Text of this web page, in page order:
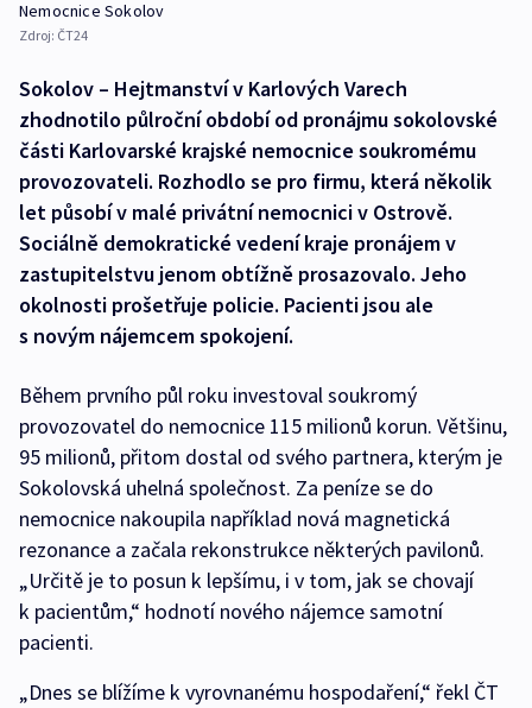
Nemocnice Sokolov
Zdroj: ČT24
Sokolov – Hejtmanství v Karlových Varech
zhodnotilo půlroční období od pronájmu sokolovské
části Karlovarské krajské nemocnice soukromému
provozovateli. Rozhodlo se pro firmu, která několik
let působí v malé privátní nemocnici v Ostrově.
Sociálně demokratické vedení kraje pronájem v
zastupitelstvu jenom obtížně prosazovalo. Jeho
okolnosti prošetřuje policie. Pacienti jsou ale
s novým nájemcem spokojení.
Během prvního půl roku investoval soukromý
provozovatel do nemocnice 115 milionů korun. Většinu,
95 milionů, přitom dostal od svého partnera, kterým je
Sokolovská uhelná společnost. Za peníze se do
nemocnice nakoupila například nová magnetická
rezonance a začala rekonstrukce některých pavilonů.
„Určitě je to posun k lepšímu, i v tom, jak se chovají
k pacientům,“ hodnotí nového nájemce samotní
pacienti.
„Dnes se blížíme k vyrovnanému hospodaření,“ řekl ČT